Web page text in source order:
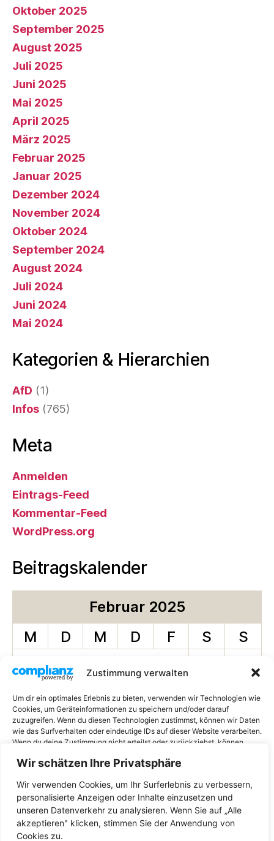
Wir schätzen Ihre Privatsphäre
Wir verwenden Cookies, um Ihr Surferlebnis zu verbessern,
personalisierte Anzeigen oder Inhalte einzusetzen und
unseren Datenverkehr zu analysieren. Wenn Sie auf „Alle
akzeptieren" klicken, stimmen Sie der Anwendung von
Cookies zu.
Zustimmung verwalten
Um dir ein optimales Erlebnis zu bieten, verwenden wir Technologien wie
Cookies, um Geräteinformationen zu speichern und/oder darauf
zuzugreifen. Wenn du diesen Technologien zustimmst, können wir Daten
wie das Surfverhalten oder eindeutige IDs auf dieser Website verarbeiten.
Wenn du deine Zustimmung nicht erteilst oder zurückziehst, können
AKZEPTIEREN
ABLEHNEN
Oktober 2025
September 2025
August 2025
Juli 2025
Juni 2025
Mai 2025
April 2025
März 2025
Februar 2025
Januar 2025
Dezember 2024
November 2024
Oktober 2024
September 2024
August 2024
Juli 2024
Juni 2024
Mai 2024
Kategorien & Hierarchien
AfD (1)
Infos (765)
Meta
Anmelden
Eintrags-Feed
Kommentar-Feed
WordPress.org
Beitragskalender
Februar 2025
M
D M D F S
S
10
11 12 13 14 15
16
17
18 19 20 21 22
23
24
25 26 27 28
« Jan. März »